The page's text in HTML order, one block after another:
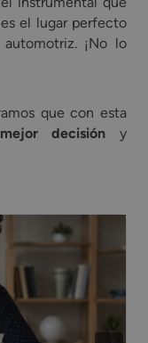
el lugar perfecto
¡No lo
que con esta
decisión y